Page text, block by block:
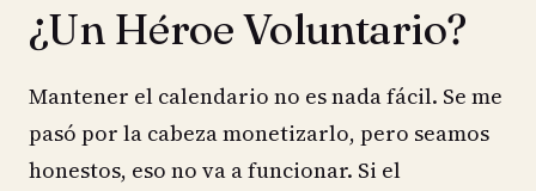
¿Un Héroe Voluntario?
Mantener el calendario no es nada fácil. Se me
pasó por la cabeza monetizarlo, pero seamos
honestos, eso no va a funcionar. Si el